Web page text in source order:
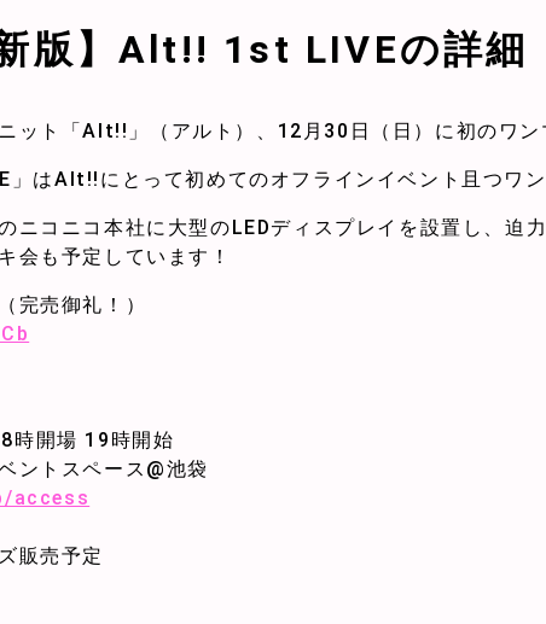
版】Alt!! 1st LIVEの詳細
ット「Alt!!」（アルト）、12月30日（日）に初のワ
はAlt!!にとって初めてのオフラインイベント且つワ
ニコニコ本社に大型のLEDディスプレイを設置し、迫
会も予定しています！
完売御礼！）
時開場 19時開始
ントスペース@池袋
access
販売予定